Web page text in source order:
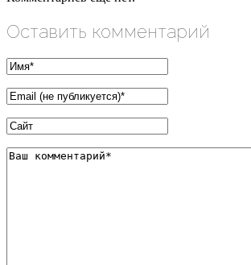
Оставить комментарий